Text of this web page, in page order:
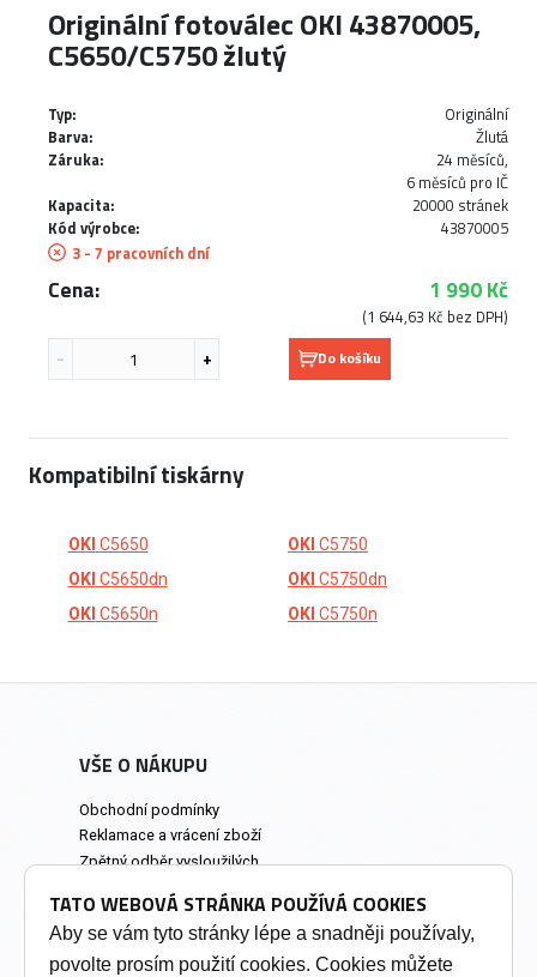
Originální fotoválec OKI 43870005,
C5650/C5750 žlutý
Typ:
Originální
Barva:
Žlutá
Záruka:
24 měsíců,
6 měsíců pro IČ
Kapacita:
20000 stránek
Kód výrobce:
43870005
3 - 7 pracovních dní
Cena: 1 990 Kč
(1 644,63 Kč bez DPH)
Do košíku
Kompatibilní tiskárny
OKI C5650
OKI C5650dn
OKI C5650n
OKI C5750
OKI C5750dn
OKI C5750n
VŠE O NÁKUPU
Obchodní podmínky
Reklamace a vrácení zboží
Zpětný odběr vysloužilých
Prodejna a osobní odběr
TATO WEBOVÁ STRÁNKA POUŽÍVÁ COOKIES
Aby se vám tyto stránky lépe a snadněji používaly,
povolte prosím použití cookies. Cookies můžete